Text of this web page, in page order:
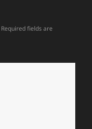
Required fields are